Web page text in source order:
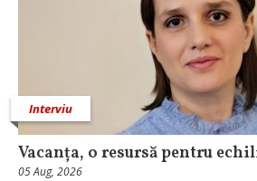
Interviu
Vacanța, o resursă pentru
05 Aug, 2026